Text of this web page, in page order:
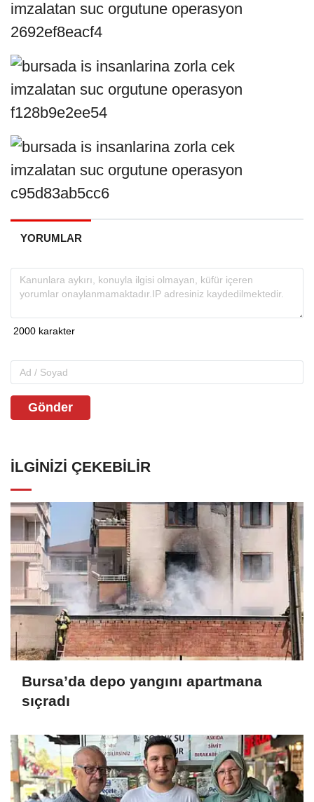
YORUMLAR
Gönder
İLGINIZI ÇEKEBILIR
Bursa’da depo yangını apartmana
sıçradı